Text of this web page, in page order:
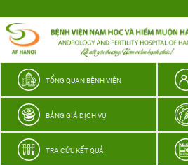
thương
TỔNG QUAN BỆNH VIỆN
BẢNG GIÁ DỊCH VỤ
TRA CỨU KẾT QUẢ